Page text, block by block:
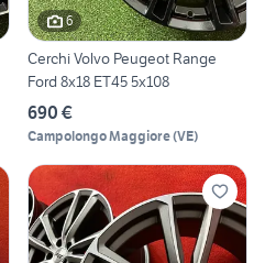
6
Cerchi Volvo Peugeot Range
Ford 8x18 ET45 5x108
690 €
Campolongo Maggiore(VE)